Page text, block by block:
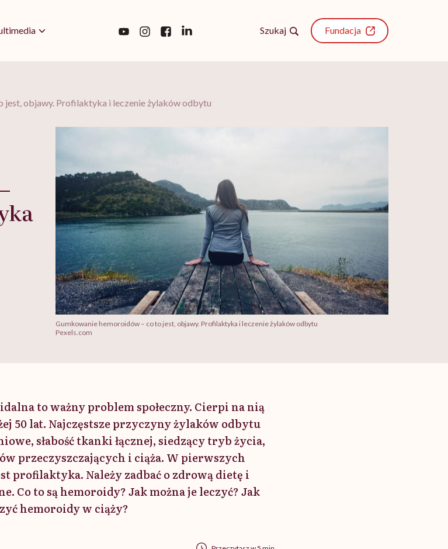
Szukaj Fundacja
jest, objawy. Profilaktyka i leczenie żylaków odbytu
Gumkowanie hemoroidów – co to jest, objawy. Profilaktyka i leczenie żylaków odbytu
Pexels.com
to ważny problem społeczny. Cierpi na nią
50 lat. Najczęstsze przyczyny żylaków odbytu
słabość tkanki łącznej, siedzący tryb życia,
przeczyszczających i ciąża. W pierwszych
profilaktyka. Należy zadbać o zdrową dietę i
Co to są hemoroidy? Jak można je leczyć? Jak
hemoroidy w ciąży?